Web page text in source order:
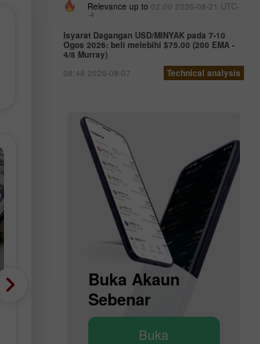
Mata wang Krypto
Relevance up to 02:00 2026-08-21 UTC-
-4
Isyarat Dagangan USD/MINYAK pada 7-10
Ogos 2026: beli melebihi $75.00 (200 EMA -
4/8 Murray)
08:48 2026-08-07
Technical analysis
Buka Akaun
Sebenar
Buka